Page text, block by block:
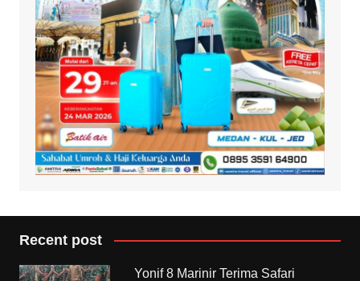
Recent post
Yonif 8 Marinir Terima Safari